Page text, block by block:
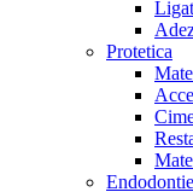
Protetica
Endodontie